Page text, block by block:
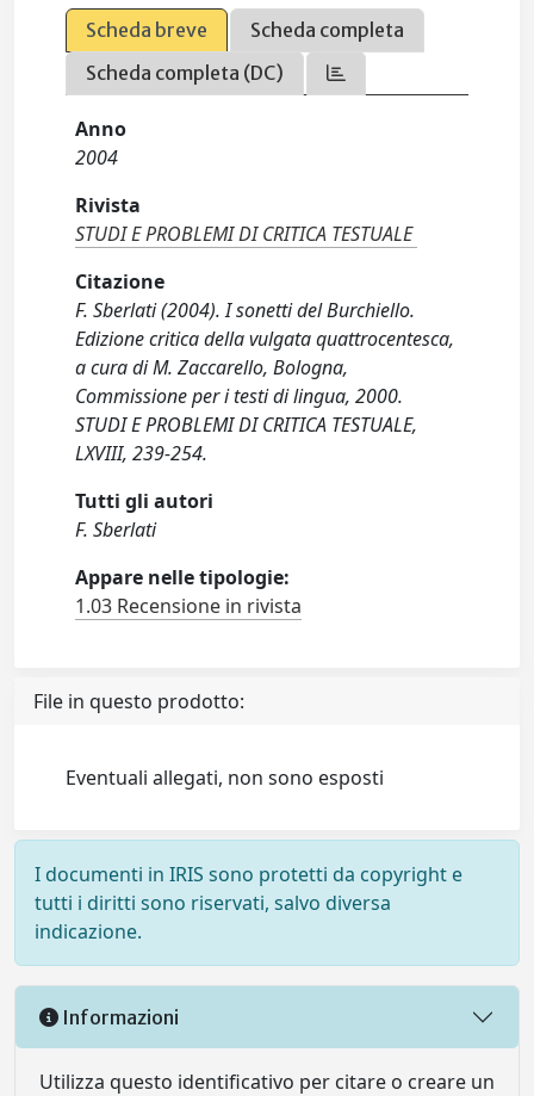
Scheda breve
Scheda completa
Scheda completa (DC)
Anno
2004
Rivista
STUDI E PROBLEMI DI CRITICA TESTUALE
Citazione
F. Sberlati (2004). I sonetti del Burchiello.
Edizione critica della vulgata quattrocentesca,
a cura di M. Zaccarello, Bologna,
Commissione per i testi di lingua, 2000.
STUDI E PROBLEMI DI CRITICA TESTUALE,
LXVIII, 239-254.
Tutti gli autori
F. Sberlati
Appare nelle tipologie:
1.03 Recensione in rivista
File in questo prodotto:
Eventuali allegati, non sono esposti
I documenti in IRIS sono protetti da copyright e
tutti i diritti sono riservati, salvo diversa
indicazione.
Informazioni
Utilizza questo identificativo per citare o creare un